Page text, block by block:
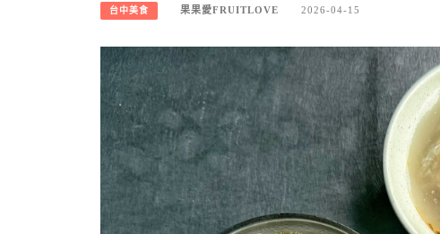
台中美食 果果愛FRUITLOVE 2026-04-15